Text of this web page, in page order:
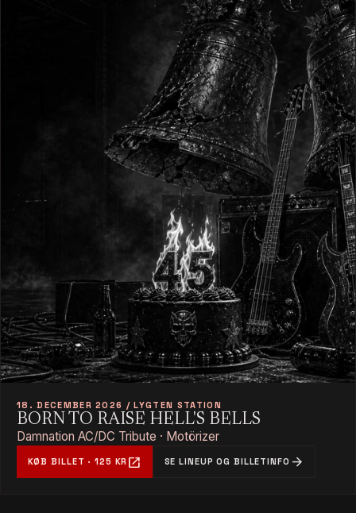
18. DECEMBER 2026 / LYGTEN STATION
BORN TO RAISE HELL'S BELLS
Damnation AC/DC Tribute · Motörizer
KØB BILLET · 125 KR open_in_new SE LINEUP OG BILLETINFO arrow_forward